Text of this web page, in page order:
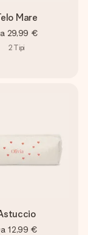
Mare
29,99 €
2 Tipi
12,99 €